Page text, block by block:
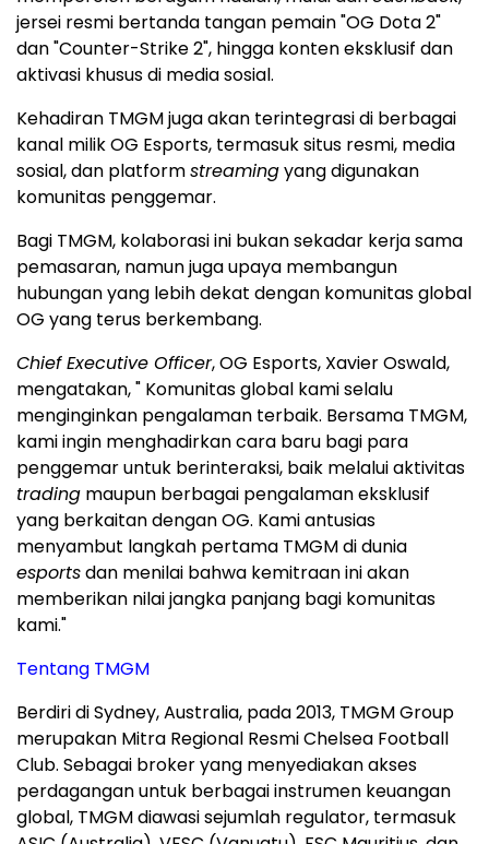
jersei resmi bertanda tangan pemain "OG Dota 2"
dan "Counter-Strike 2", hingga konten eksklusif dan
aktivasi khusus di media sosial.
Kehadiran TMGM juga akan terintegrasi di berbagai
kanal milik OG Esports, termasuk situs resmi, media
sosial, dan platformstreamingyang digunakan
komunitas penggemar.
Bagi TMGM, kolaborasi ini bukan sekadar kerja sama
pemasaran, namun juga upaya membangun
hubungan yang lebih dekat dengan komunitas global
OG yang terus berkembang.
Chief Executive Officer, OG Esports, Xavier Oswald,
mengatakan, " Komunitas global kami selalu
menginginkan pengalaman terbaik. Bersama TMGM,
kami ingin menghadirkan cara baru bagi para
penggemar untuk berinteraksi, baik melalui aktivitas
trading maupun berbagai pengalaman eksklusif
yang berkaitan dengan OG. Kami antusias
menyambut langkah pertama TMGM di dunia
esportsdan menilai bahwa kemitraan ini akan
memberikan nilai jangka panjang bagi komunitas
kami."
Tentang TMGM
Berdiri di Sydney, Australia, pada 2013, TMGM Group
merupakan Mitra Regional Resmi Chelsea Football
Club. Sebagai broker yang menyediakan akses
perdagangan untuk berbagai instrumen keuangan
global, TMGM diawasi sejumlah regulator, termasuk